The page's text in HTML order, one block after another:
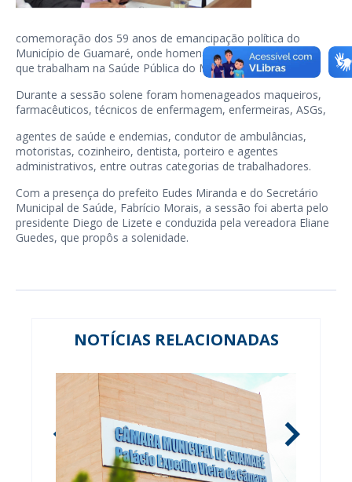
comemoração dos 59 anos de emancipação política do
Município de Guamaré, onde homenageou os profissionais
que trabalham na Saúde Pública do Município.
Durante a sessão solene foram homenageados maqueiros,
farmacêuticos, técnicos de enfermagem, enfermeiras, ASGs,
agentes de saúde e endemias, condutor de ambulâncias,
motoristas, cozinheiro, dentista, porteiro e agentes
administrativos, entre outras categorias de trabalhadores.
Com a presença do prefeito Eudes Miranda e do Secretário
Municipal de Saúde, Fabrício Morais, a sessão foi aberta pelo
presidente Diego de Lizete e conduzida pela vereadora Eliane
Guedes, que propôs a solenidade.
NOTÍCIAS RELACIONADAS